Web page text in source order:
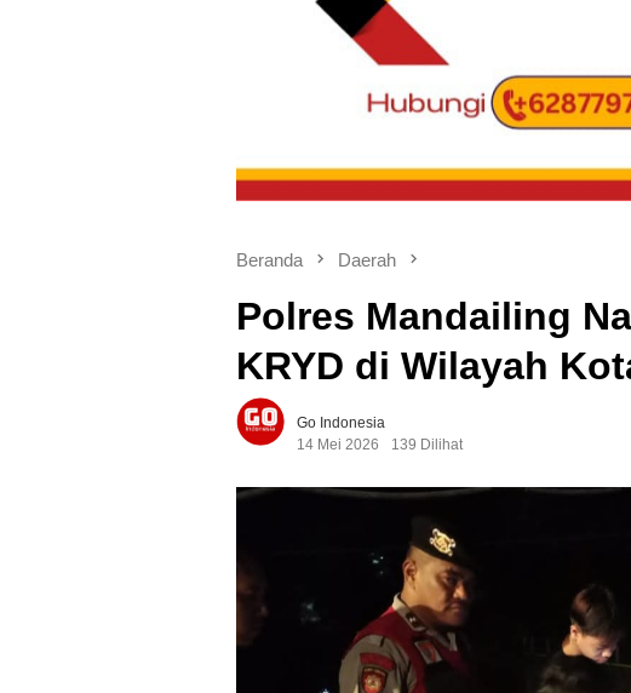
Beranda Daerah
Polres Mandailing
KRYD di Wilayah
Go Indonesia
14 Mei 2026
139 Dilihat